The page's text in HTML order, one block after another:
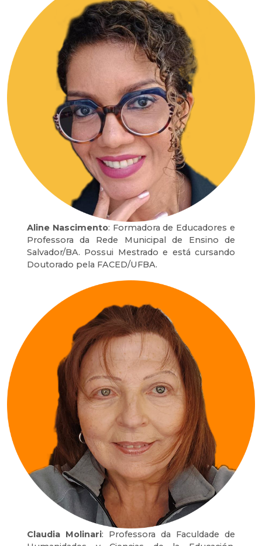
Aline Nascimento: Formadora de Educadores e
Professora da Rede Municipal de Ensino de
Salvador/BA. Possui Mestrado e está cursando
Doutorado pela FACED/UFBA.
Claudia Molinari: Professora da Faculdade de